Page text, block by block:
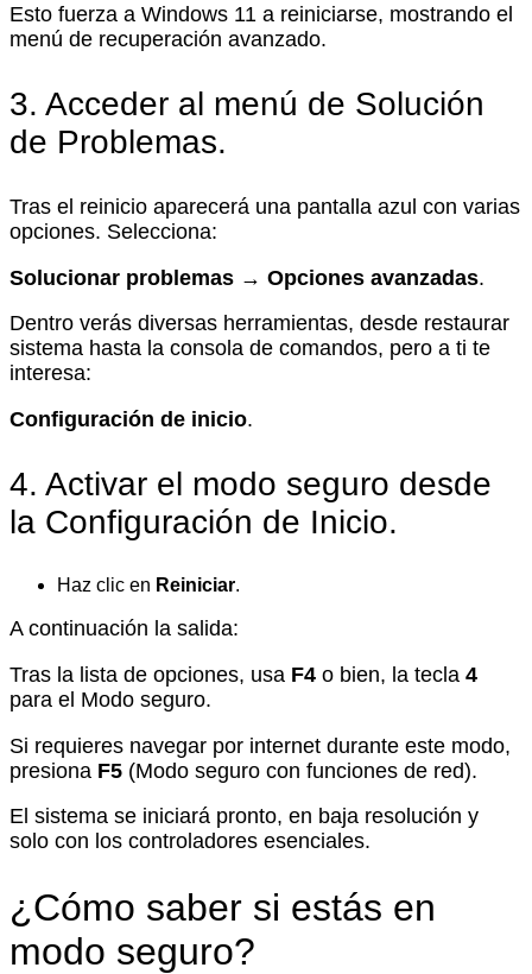
Esto fuerza a Windows 11 a reiniciarse, mostrando el
menú de recuperación avanzado.
3. Acceder al menú de Solución
de Problemas.
Tras el reinicio aparecerá una pantalla azul con varias
opciones. Selecciona:
Solucionar problemas → Opciones avanzadas.
Dentro verás diversas herramientas, desde restaurar
sistema hasta la consola de comandos, pero a ti te
interesa:
Configuración de inicio.
4. Activar el modo seguro desde
la Configuración de Inicio.
Haz clic en Reiniciar.
A continuación la salida:
Tras la lista de opciones, usa F4 o bien, la tecla 4
para el Modo seguro.
Si requieres navegar por internet durante este modo,
presiona F5 (Modo seguro con funciones de red).
El sistema se iniciará pronto, en baja resolución y
solo con los controladores esenciales.
¿Cómo saber si estás en
modo seguro?